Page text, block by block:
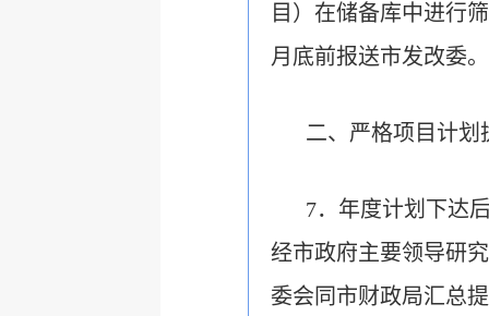
目）在储备库中进行
月底前报送市发改委。
二、严格项目计划
7．年度计划下达
经市政府主要领导研
委会同市财政局汇总